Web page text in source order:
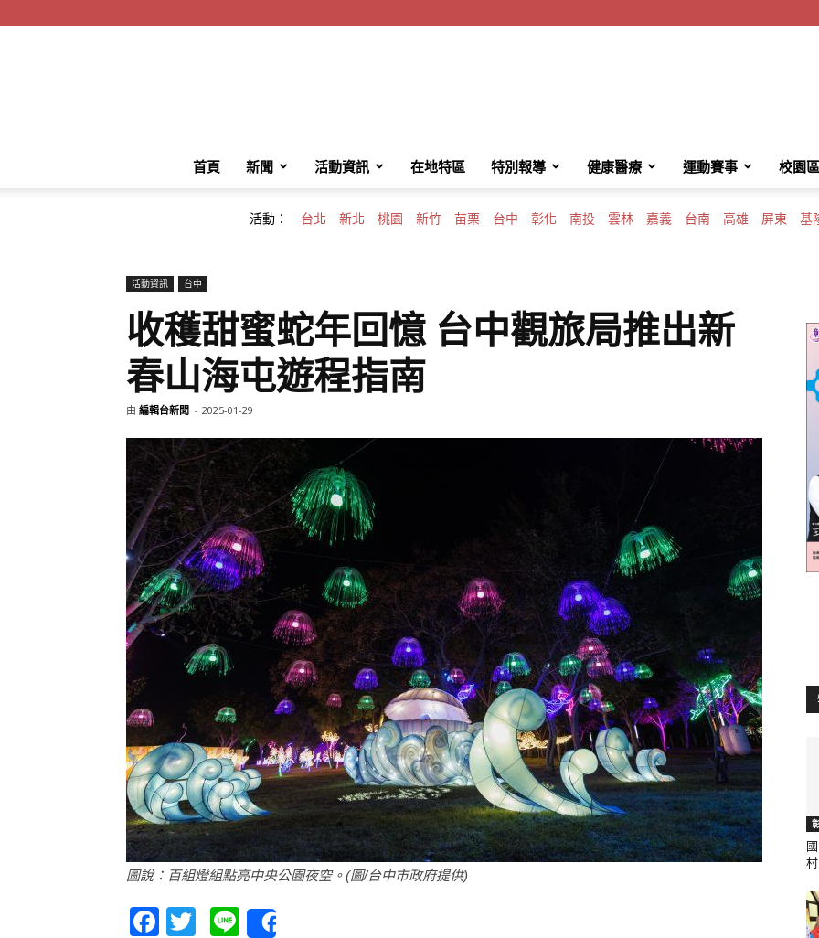
活
新
聞
首頁 新聞 活動資訊 在地特區 特別報導 健康醫療 運動賽事 校園區
活動： 台北 新北 桃園 新竹 苗栗 台中 彰化 南投 雲林 嘉義 台南 高雄 屏東 基
活動資訊 台中
收穫甜蜜蛇年回憶 台中觀旅局推出新
春山海屯遊程指南
由 編輯台新聞 - 2025-01-29
圖說：百組燈組點亮中央公園夜空。(圖/台中市政府提供)
Facebook
Twitter
Line